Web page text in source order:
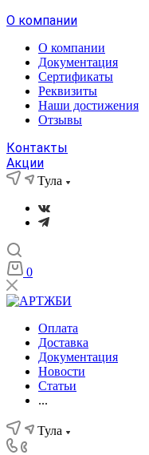
О компании
О компании
Документация
Сертификаты
Реквизиты
Наши достижения
Отзывы
Контакты
Акции
Тула
0
Оплата
Доставка
Документация
Новости
Статьи
...
Тула